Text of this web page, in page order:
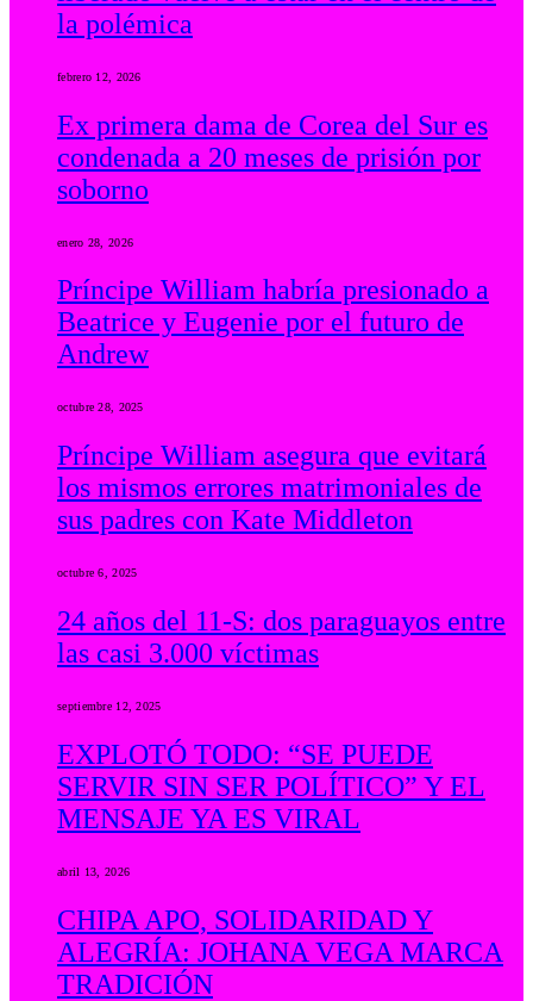
la polémica
febrero 12, 2026
Ex primera dama de Corea del Sur es
condenada a 20 meses de prisión por
soborno
enero 28, 2026
Príncipe William habría presionado a
Beatrice y Eugenie por el futuro de
Andrew
octubre 28, 2025
Príncipe William asegura que evitará
los mismos errores matrimoniales de
sus padres con Kate Middleton
octubre 6, 2025
24 años del 11-S: dos paraguayos entre
las casi 3.000 víctimas
septiembre 12, 2025
EXPLOTÓ TODO: “SE PUEDE
SERVIR SIN SER POLÍTICO” Y EL
MENSAJE YA ES VIRAL
abril 13, 2026
CHIPA APO, SOLIDARIDAD Y
ALEGRÍA: JOHANA VEGA MARCA
TRADICIÓN